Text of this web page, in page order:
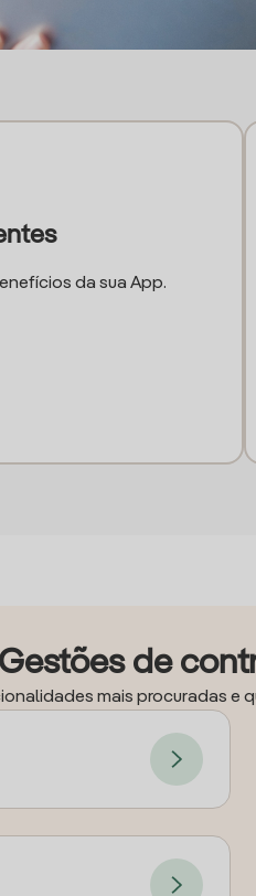
da sua App.
Gestões de
mais procuradas e